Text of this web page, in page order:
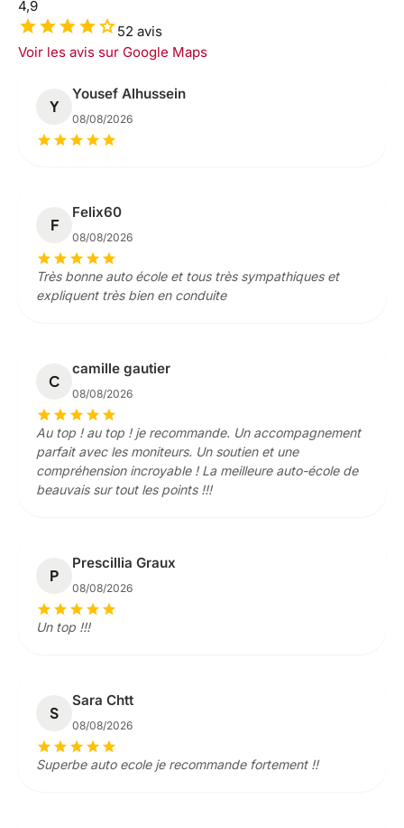
4,9
starstarstarstarstar52 avis
Voir les avis sur Google Maps
Y
Yousef Alhussein
08/08/2026
starstarstarstarstar
F
Felix60
08/08/2026
starstarstarstarstar
Très bonne auto école et tous très sympathiques et
expliquent très bien en conduite
C
camille gautier
08/08/2026
starstarstarstarstar
Au top ! au top ! je recommande. Un accompagnement
parfait avec les moniteurs. Un soutien et une
compréhension incroyable ! La meilleure auto-école de
beauvais sur tout les points !!!
P
Prescillia Graux
08/08/2026
starstarstarstarstar
Un top !!!
S
Sara Chtt
08/08/2026
starstarstarstarstar
Superbe auto ecole je recommande fortement !!